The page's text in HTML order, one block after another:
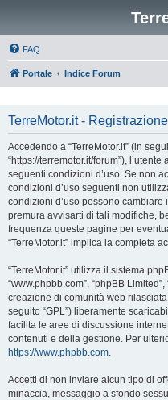
FAQ
Portale Indice Forum
TerreMotor.it - Registrazione
Accedendo a “TerreMotor.it” (in
“https://terremotor.it/forum”),
seguenti condizioni d’uso. Se non
condizioni d’uso seguenti non
condizioni d’uso possono
premura avvisarti di tali modifiche,
frequenza queste pagine per
“TerreMotor.it” implica la completa
“TerreMotor.it” utilizza il sistema
“www.phpbb.com”, “phpBB
creazione di comunità web rilasciata
seguito “GPL”) liberamente
facilita le aree di discussione
contenuti e della gestione. Per
https://www.phpbb.com.
Accetti di non inviare alcun tipo di
minaccia, messaggio a sfondo